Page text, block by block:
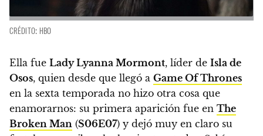
CRÉDITO: HBO
Ella fue Lady Lyanna Mormont, líder de Isla de
Osos, quien desde que llegó a Game Of Thrones
en la sexta temporada no hizo otra cosa que
enamorarnos: su primera aparición fue en The
Broken Man (S06E07) y dejó muy en claro su